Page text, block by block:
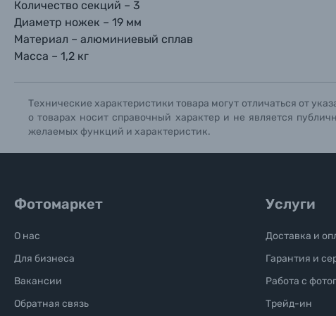
Солнцезащитные очки
Уценённые товары
Количество секций – 3
Диаметр ножек – 19 мм
Материал – алюминиевый сплав
Масса – 1,2 кг
Технические характеристики товара могут отличаться от
о товарах носит справочный характер и не является
желаемых функций и характеристик.
Фотомаркет
О нас
Для бизнеса
Вакансии
Обратная связь
Услуги
Доставка и
Гарантия и
Работа с
Трейд-ин